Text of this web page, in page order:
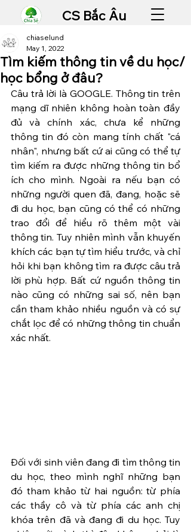
CS Bắc Âu
Tìm kiếm thông tin về du học/
học bổng ở đâu?
chiaselund
May 1, 2022
Câu trả lời là GOOGLE. Thông tin trên
mạng dĩ nhiên không hoàn toàn đầy
đủ và chính xác, chưa kể những
thông tin đó còn mang tính chất "cá
nhân", nhưng bất cứ ai cũng có thể tự
tìm kiếm ra được những thông tin bổ
ích cho mình. Ngoài ra nếu bạn có
những người quen đã, đang, hoặc sẽ
đi du học, bạn cũng có thể có những
trao đổi để hiểu rõ thêm một vài
thông tin. Tuy nhiên mình vẫn khuyến
khích các bạn tự tìm hiểu trước, và chỉ
hỏi khi bạn không tìm ra được câu trả
lời phù hợp. Bất cứ nguồn thông tin
nào cũng có những sai số, nên bạn
cần tham khảo nhiều nguồn và có sự
chắt lọc để có những thông tin chuẩn
xác nhất.
Đối với sinh viên đang đi tìm thông tin
du học, theo mình nghĩ những bạn
đó tham khảo từ hai nguồn: từ phía
các thầy cô và từ phía các anh chị
khóa trên đã và đang đi du học. Tuy